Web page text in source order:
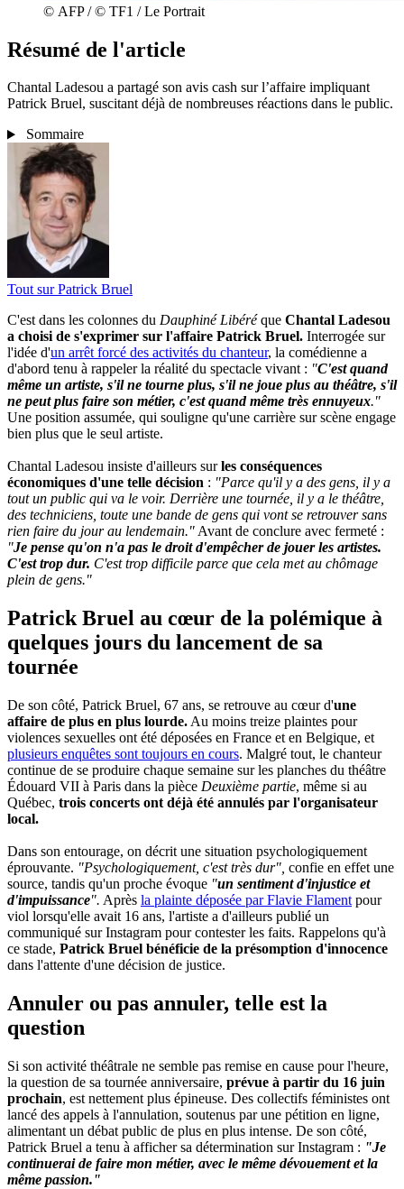
© AFP / © TF1 / Le Portrait
Résumé de l'article
Chantal Ladesou a partagé son avis cash sur l’affaire impliquant
Patrick Bruel, suscitant déjà de nombreuses réactions dans le public.
Sommaire
Tout surPatrick Bruel
C'est dans les colonnes du Dauphiné Libéré que Chantal Ladesou
a choisi de s'exprimer sur l'affaire Patrick Bruel. Interrogée sur
l'idée d'un arrêt forcé des activités du chanteur, la comédienne a
d'abord tenu à rappeler la réalité du spectacle vivant : "C'est quand
même un artiste, s'il ne tourne plus, s'il ne joue plus au théâtre, s'il
ne peut plus faire son métier, c'est quand même très ennuyeux."
Une position assumée, qui souligne qu'une carrière sur scène engage
bien plus que le seul artiste.
Chantal Ladesou insiste d'ailleurs surles conséquences
économiques d'une telle décision : "Parce qu'il y a des gens, il y a
tout un public qui va le voir. Derrière une tournée, il y a le théâtre,
des techniciens, toute une bande de gens qui vont se retrouver sans
rien faire du jour au lendemain."Avant de conclure avec fermeté :
"Je pense qu'on n'a pas le droit d'empêcher de jouer les artistes.
C'est trop dur. C'est trop difficile parce que cela met au chômage
plein de gens."
Patrick Bruel au cœur de la polémique à
quelques jours du lancement de sa
tournée
De son côté, Patrick Bruel, 67 ans, se retrouve au cœur d'une
affaire de plus en plus lourde. Au moins treize plaintes pour
violences sexuelles ont été déposées en France et en Belgique, et
plusieurs enquêtes sont toujours en cours. Malgré tout, le chanteur
continue de se produire chaque semaine sur les planches du théâtre
Édouard VII à Paris dans la pièce Deuxième partie, même si au
Québec, trois concerts ont déjà été annulés par l'organisateur
local.
Dans son entourage, on décrit une situation psychologiquement
éprouvante. "Psychologiquement, c'est très dur", confie en effet une
source, tandis qu'un proche évoque "un sentiment d'injustice et
d'impuissance". Après la plainte déposée par Flavie Flament pour
viol lorsqu'elle avait 16 ans, l'artiste a d'ailleurs publié un
communiqué sur Instagram pour contester les faits. Rappelons qu'à
ce stade, Patrick Bruel bénéficie de la présomption d'innocence
dans l'attente d'une décision de justice.
Annuler ou pas annuler, telle est la
question
Si son activité théâtrale ne semble pas remise en cause pour l'heure,
la question de sa tournée anniversaire, prévue à partir du 16 juin
prochain, est nettement plus épineuse. Des collectifs féministes ont
lancé des appels à l'annulation, soutenus par une pétition en ligne,
alimentant un débat public de plus en plus intense. De son côté,
Patrick Bruel a tenu à afficher sa détermination sur Instagram : "Je
continuerai de faire mon métier, avec le même dévouement et la
même passion."